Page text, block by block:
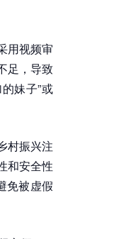
用视频审
足，导致
妹子”或
村振兴注
和安全性
免被虚假